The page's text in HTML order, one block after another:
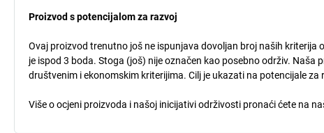
Proizvod s potencijalom za razvoj
Ovaj proizvod trenutno još ne ispunjava dovoljan broj naših
je ispod 3 boda. Stoga (još) nije označen kao posebno održiv.
društvenim i ekonomskim kriterijima. Cilj je ukazati na potencijale
Više o ocjeni proizvoda i našoj inicijativi održivosti pronaći ćete na